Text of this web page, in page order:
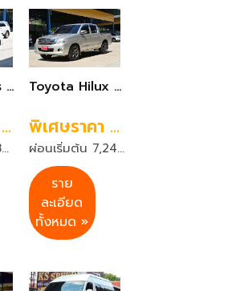
Toyota Yaris Ativ 1.2Premium ปี 2023 สีขาว
พิเศษราคา 499,999 บาท
ผ่อนเริ่มต้น 8,841 บาท 72 งวด
Toyota Hilux Vigo 3.0G ปี 2014 สีบรอนซ์ทอง
พิเศษราคา 329,999 บาท
ผ่อนเริ่มต้น 7,244 บาท 72 งวด
ราย
ละเอียด
ทั้งหมด »